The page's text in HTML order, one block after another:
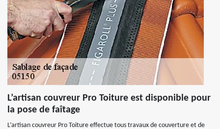
L’artisan couvreur Pro Toiture est disponible pour
la pose de faîtage
L’artisan couvreur Pro Toiture effectue tous travaux de couverture et de